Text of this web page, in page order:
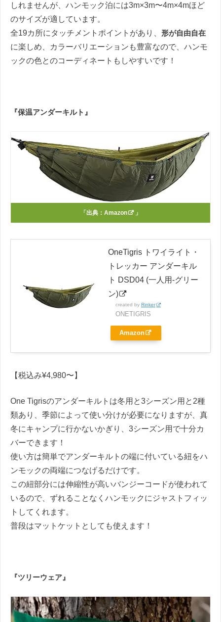
しれませんが、ハンモック泊には3m×3m〜4m×4mほど
のサイズが適しています。
全19カ所にタッチメントポイントがあり、 形が自由自在
に楽しめ、カラーバリエーションも豊富なので、ハンモ
ックの色とのコーディネートもしやすいです！
『保温アンダーキルト』
「出典： Amazon 」
OneTigris トワイライト・
トレッカー アンダーキル
ト DSD04 (一人用-グリー
ン)
created by Rinker
ONETIGRIS
Amazon
【税込み¥4,980〜】
One Tigrisのアンダーキルトは冬用と3シーズン用と2種
類あり、季節によって使い分けが必要になりますが、真
冬にキャンプに行かないかぎり、3シーズン用で十分カ
バーできます！
使い方は簡単でアンダーキルトの端に付いている紐をハ
ンモックの両端につなげるだけです。
この紐部分には伸縮性が高いバンジーコードが使われて
いるので、ずれることなくハンモックにジャストフィッ
トしてくれます。
普段はマットケットとしても使えます！
『ツリーウェア』